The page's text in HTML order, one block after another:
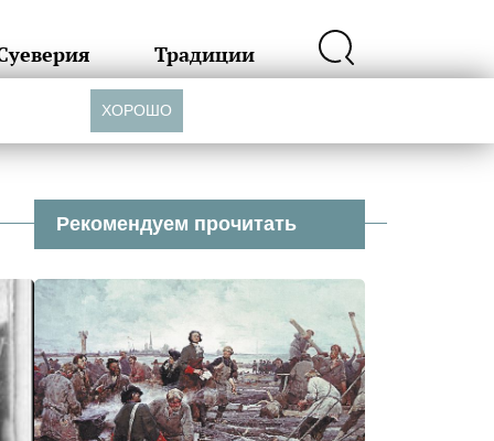
Традиции
Рекомендуем прочитать
ХОРОШО